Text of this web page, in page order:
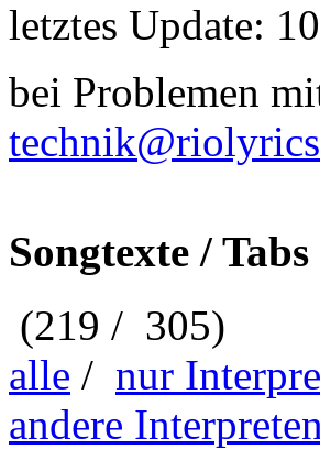
letztes Update:
bei Problemen
Songtexte / Tabs
(219 / 305)
alle / nur
andere Interpreten